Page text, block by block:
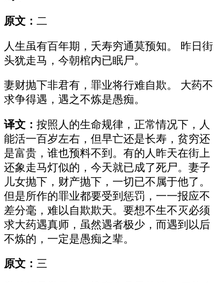
原文： 二
人生虽有百年期，夭寿穷通莫预知。 昨日街
头犹走马，今朝棺内已眠尸。
妻财抛下非君有，罪业将行难自欺。 大药不
求争得遇，遇之不炼是愚痴。
译文： 按照人的生命规律，正常情况下，人
能活一百岁左右，但早亡还是长寿，贫穷还
是富贵，谁也预料不到。有的人昨天在街上
还象走马灯似的，今天就已成了死尸。妻子
儿女抛下，财产抛下，一切已不属于他了。
但是所作的罪业都要受到惩罚，一一报应不
差分毫，难以自欺欺天。要想不生不灭必须
求大药遇真师，虽然遇者极少，而遇到以后
不炼的，一定是愚痴之辈。
原文： 三